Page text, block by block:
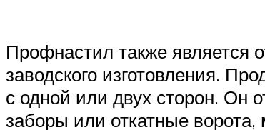
Профнастил также является
заводского изготовления.
с одной или двух сторон. Он
заборы или откатные